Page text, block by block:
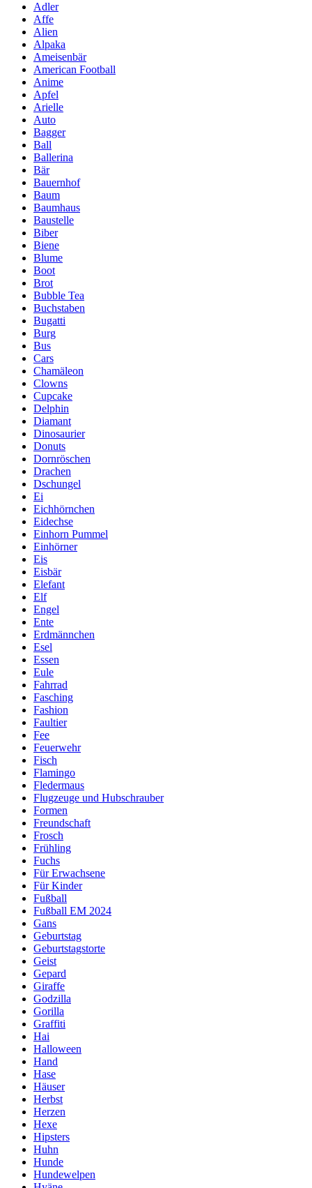
Adler
Affe
Alien
Alpaka
Ameisenbär
American Football
Anime
Apfel
Arielle
Auto
Bagger
Ball
Ballerina
Bär
Bauernhof
Baum
Baumhaus
Baustelle
Biber
Biene
Blume
Boot
Brot
Bubble Tea
Buchstaben
Bugatti
Burg
Bus
Cars
Chamäleon
Clowns
Cupcake
Delphin
Diamant
Dinosaurier
Donuts
Dornröschen
Drachen
Dschungel
Ei
Eichhörnchen
Eidechse
Einhorn Pummel
Einhörner
Eis
Eisbär
Elefant
Elf
Engel
Ente
Erdmännchen
Esel
Essen
Eule
Fahrrad
Fasching
Fashion
Faultier
Fee
Feuerwehr
Fisch
Flamingo
Fledermaus
Flugzeuge und Hubschrauber
Formen
Freundschaft
Frosch
Frühling
Fuchs
Für Erwachsene
Für Kinder
Fußball
Fußball EM 2024
Gans
Geburtstag
Geburtstagstorte
Geist
Gepard
Giraffe
Godzilla
Gorilla
Graffiti
Hai
Halloween
Hand
Hase
Häuser
Herbst
Herzen
Hexe
Hipsters
Huhn
Hunde
Hundewelpen